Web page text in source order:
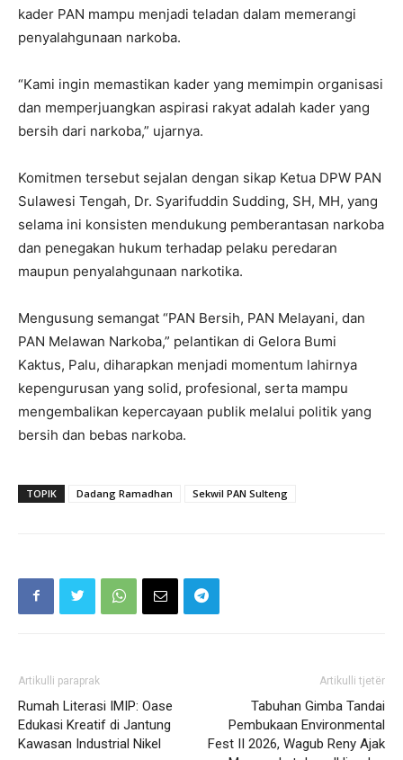
kader PAN mampu menjadi teladan dalam memerangi
penyalahgunaan narkoba.
“Kami ingin memastikan kader yang memimpin organisasi
dan memperjuangkan aspirasi rakyat adalah kader yang
bersih dari narkoba,” ujarnya.
Komitmen tersebut sejalan dengan sikap Ketua DPW PAN
Sulawesi Tengah, Dr. Syarifuddin Sudding, SH, MH, yang
selama ini konsisten mendukung pemberantasan narkoba
dan penegakan hukum terhadap pelaku peredaran
maupun penyalahgunaan narkotika.
Mengusung semangat “PAN Bersih, PAN Melayani, dan
PAN Melawan Narkoba,” pelantikan di Gelora Bumi
Kaktus, Palu, diharapkan menjadi momentum lahirnya
kepengurusan yang solid, profesional, serta mampu
mengembalikan kepercayaan publik melalui politik yang
bersih dan bebas narkoba.
TOPIK Dadang Ramadhan Sekwil PAN Sulteng
Artikulli paraprak
Rumah Literasi IMIP: Oase
Edukasi Kreatif di Jantung
Kawasan Industrial Nikel
Artikulli tjetër
Tabuhan Gimba Tandai
Pembukaan Environmental
Fest II 2026, Wagub Reny Ajak